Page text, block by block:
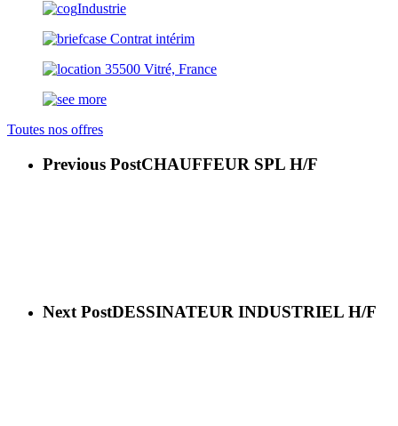
Industrie
Contrat intérim
35500 Vitré, France
Toutes nos offres
Previous PostCHAUFFEUR SPL H/F
Next PostDESSINATEUR INDUSTRIEL H/F